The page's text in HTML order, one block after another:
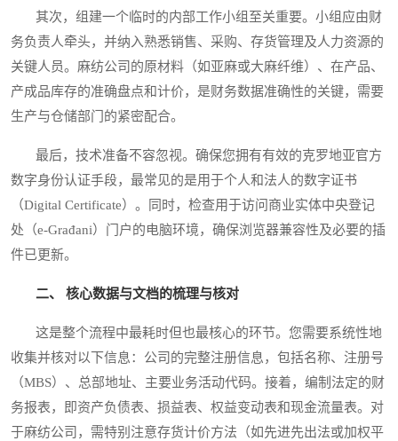
其次，组建一个临时的内部工作小组至关重要。小组应由财
务负责人牵头，并纳入熟悉销售、采购、存货管理及人力资源的
关键人员。麻纺公司的原材料（如亚麻或大麻纤维）、在产品、
产成品库存的准确盘点和计价，是财务数据准确性的关键，需要
生产与仓储部门的紧密配合。
最后，技术准备不容忽视。确保您拥有有效的克罗地亚官方
数字身份认证手段，最常见的是用于个人和法人的数字证书
（Digital Certificate）。同时，检查用于访问商业实体中央登记
处（e-Građani）门户的电脑环境，确保浏览器兼容性及必要的插
件已更新。
二、 核心数据与文档的梳理与核对
这是整个流程中最耗时但也最核心的环节。您需要系统性地
收集并核对以下信息：公司的完整注册信息，包括名称、注册号
（MBS）、总部地址、主要业务活动代码。接着，编制法定的财
务报表，即资产负债表、损益表、权益变动表和现金流量表。对
于麻纺公司，需特别注意存货计价方法（如先进先出法或加权平